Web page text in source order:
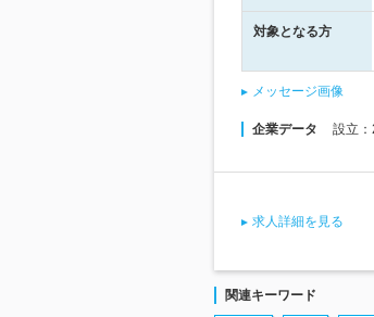
対象となる方
メッセージ画像
企業データ 設立
求人詳細を見る
関連キーワード